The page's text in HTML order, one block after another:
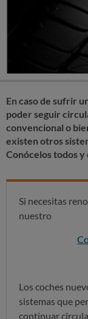
En caso de sufrir
poder seguir
convencional o
existen otros
Conócelos todos y
Si necesitas
nuestro
Los coches
sistemas que
continuar